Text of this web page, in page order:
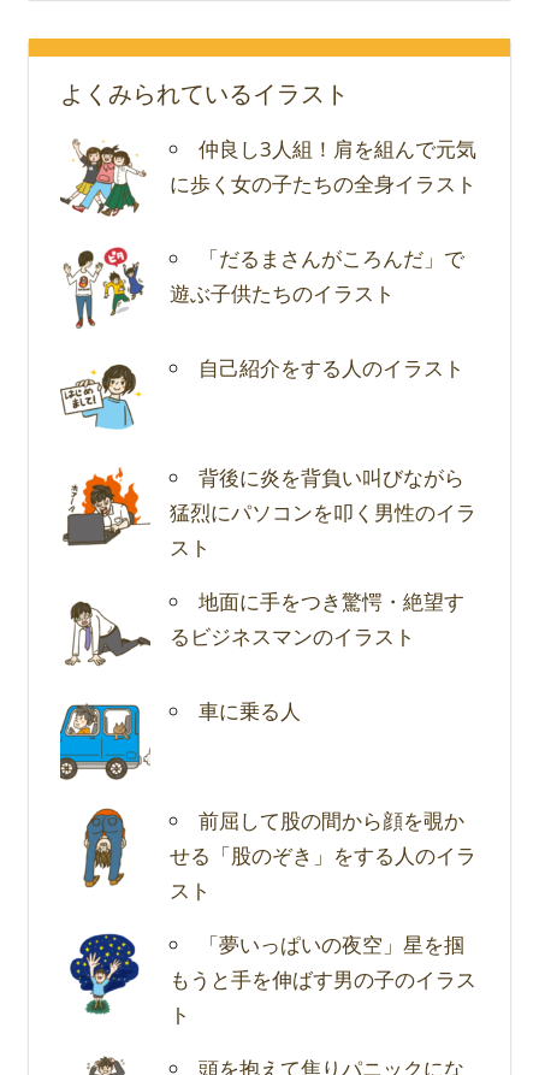
よくみられているイラスト
仲良し3人組！肩を組んで元気
に歩く女の子たちの全身イラスト
「だるまさんがころんだ」で
遊ぶ子供たちのイラスト
自己紹介をする人のイラスト
背後に炎を背負い叫びながら
猛烈にパソコンを叩く男性のイラ
スト
地面に手をつき驚愕・絶望す
るビジネスマンのイラスト
車に乗る人
前屈して股の間から顔を覗か
せる「股のぞき」をする人のイラ
スト
「夢いっぱいの夜空」星を掴
もうと手を伸ばす男の子のイラス
ト
頭を抱えて焦りパニックにな